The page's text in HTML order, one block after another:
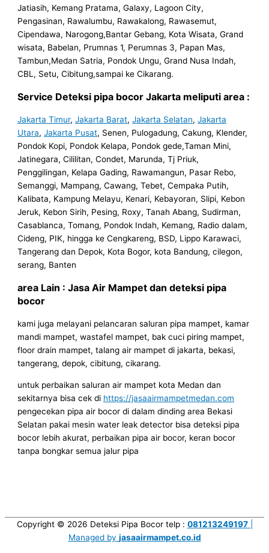
Jatiasih, Kemang Pratama, Galaxy, Lagoon City,
Pengasinan, Rawalumbu, Rawakalong, Rawasemut,
Cipendawa, Narogong,Bantar Gebang, Kota Wisata, Grand
wisata, Babelan, Prumnas 1, Perumnas 3, Papan Mas,
Tambun,Medan Satria, Pondok Ungu, Grand Nusa Indah,
CBL, Setu, Cibitung,sampai ke Cikarang.
Service Deteksi pipa bocor Jakarta meliputi area :
Jakarta Timur,Jakarta Barat,Jakarta Selatan,Jakarta
Utara,Jakarta Pusat, Senen, Pulogadung, Cakung, Klender,
Pondok Kopi, Pondok Kelapa, Pondok gede,Taman Mini,
Jatinegara, Cililitan, Condet, Marunda, Tj Priuk,
Penggilingan, Kelapa Gading, Rawamangun, Pasar Rebo,
Semanggi, Mampang, Cawang, Tebet, Cempaka Putih,
Kalibata, Kampung Melayu, Kenari, Kebayoran, Slipi, Kebon
Jeruk, Kebon Sirih, Pesing, Roxy, Tanah Abang, Sudirman,
Casablanca, Tomang, Pondok Indah, Kemang, Radio dalam,
Cideng, PIK, hingga ke Cengkareng, BSD, Lippo Karawaci,
Tangerang dan Depok, Kota Bogor, kota Bandung, cilegon,
serang, Banten
area Lain : Jasa Air Mampet dan deteksi pipa
bocor
kami juga melayani pelancaran saluran pipa mampet, kamar
mandi mampet, wastafel mampet, bak cuci piring mampet,
floor drain mampet, talang air mampet di jakarta, bekasi,
tangerang, depok, cibitung, cikarang.
untuk perbaikan saluran air mampet kota Medan dan
sekitarnya bisa cek di https://jasaairmampetmedan.com
pengecekan pipa air bocor di dalam dinding area Bekasi
Selatan pakai mesin water leak detector bisa deteksi pipa
bocor lebih akurat, perbaikan pipa air bocor, keran bocor
tanpa bongkar semua jalur pipa
Copyright © 2026 Deteksi Pipa Bocortelp : 081213249197|
Managed by jasaairmampet.co.id